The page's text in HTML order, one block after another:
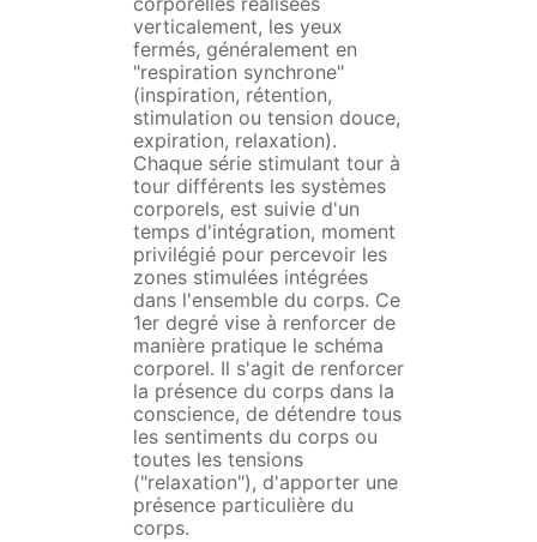
verticalement, les yeux
fermés, généralement en
"respiration synchrone"
(inspiration, rétention,
stimulation ou tension douce,
expiration, relaxation).
Chaque série stimulant tour à
tour différents les systèmes
corporels, est suivie d'un
temps d'intégration, moment
privilégié pour percevoir les
zones stimulées intégrées
dans l'ensemble du corps. Ce
1er degré vise à renforcer de
manière pratique le schéma
corporel. Il s'agit de renforcer
la présence du corps dans la
conscience, de détendre tous
les sentiments du corps ou
toutes les tensions
("relaxation"), d'apporter une
présence particulière du
corps.